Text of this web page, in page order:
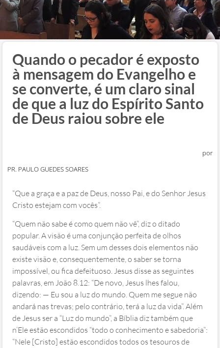
Quando o pecador é exposto
à mensagem do Evangelho e
se converte, é um claro sinal
de que a luz do Espírito Santo
de Deus raiou sobre ele
por
PR. PAULO GUEDES SOARES
“Que a graça e a paz de Deus, nosso Pai, e do Senhor Jesus
Cristo estejam com vocês”.
“Quem não sabe é como quem não vê”, diz o ditado
popular. A visão é uma conjunção perfeita de olhos
saudáveis com a luz. Sem um desses dois elementos não
existe visão e, consequentemente, o saber se torna
impossível, ou fica defeituoso. Jesus disse as seguintes
palavras, em João 8.12: “De novo, Jesus lhes falou,
dizendo: — Eu sou a luz do mundo. Quem me segue não
andará nas trevas; pelo contrário, terá a luz da vida”. Além
de Jesus ser a “Luz do mundo”, a Bíblia diz também que
n’Ele estão escondidos “todo o conhecimento e sabedoria”:
“Nele [Cristo] estão escondidos todos os tesouros de